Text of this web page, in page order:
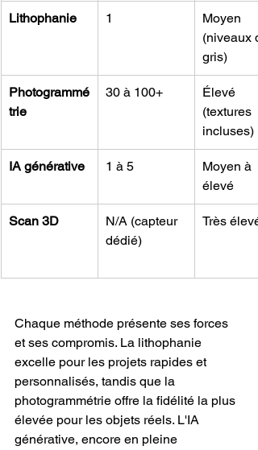
Lithophanie 1
Moyen
(niveaux
gris)
Photogrammé
trie
30 à 100+
Élevé
(textures
incluses)
IA générative 1 à 5
Moyen à
élevé
Scan 3D
N/A (capteur
dédié)
Très élevé
Chaque méthode présente ses forces
et ses compromis. La lithophanie
excelle pour les projets rapides et
personnalisés, tandis que la
photogrammétrie offre la fidélité la plus
élevée pour les objets réels. L'IA
générative, encore en pleine